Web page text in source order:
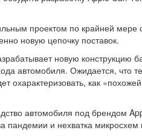
проектом по крайней мере
новую цепочку поставок.
новую конструкцию
автомобиля. Ожидается, что
охарактеризовать, как
автомобиля под брендом
пандемии и нехватка микросхем